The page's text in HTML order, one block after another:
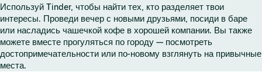
ц
а
T
i
n
Используй Tinder, чтобы найти тех, кто разделяет твои
интересы. Проведи вечер с новыми друзьями, посиди в баре
или насладись чашечкой кофе в хорошей компании. Вы также
можете вместе прогуляться по городу — посмотреть
достопримечательности или по-новому взглянуть на привычные
места.